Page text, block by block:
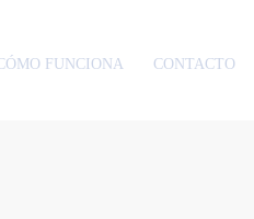
FUNCIONA CONTACTO